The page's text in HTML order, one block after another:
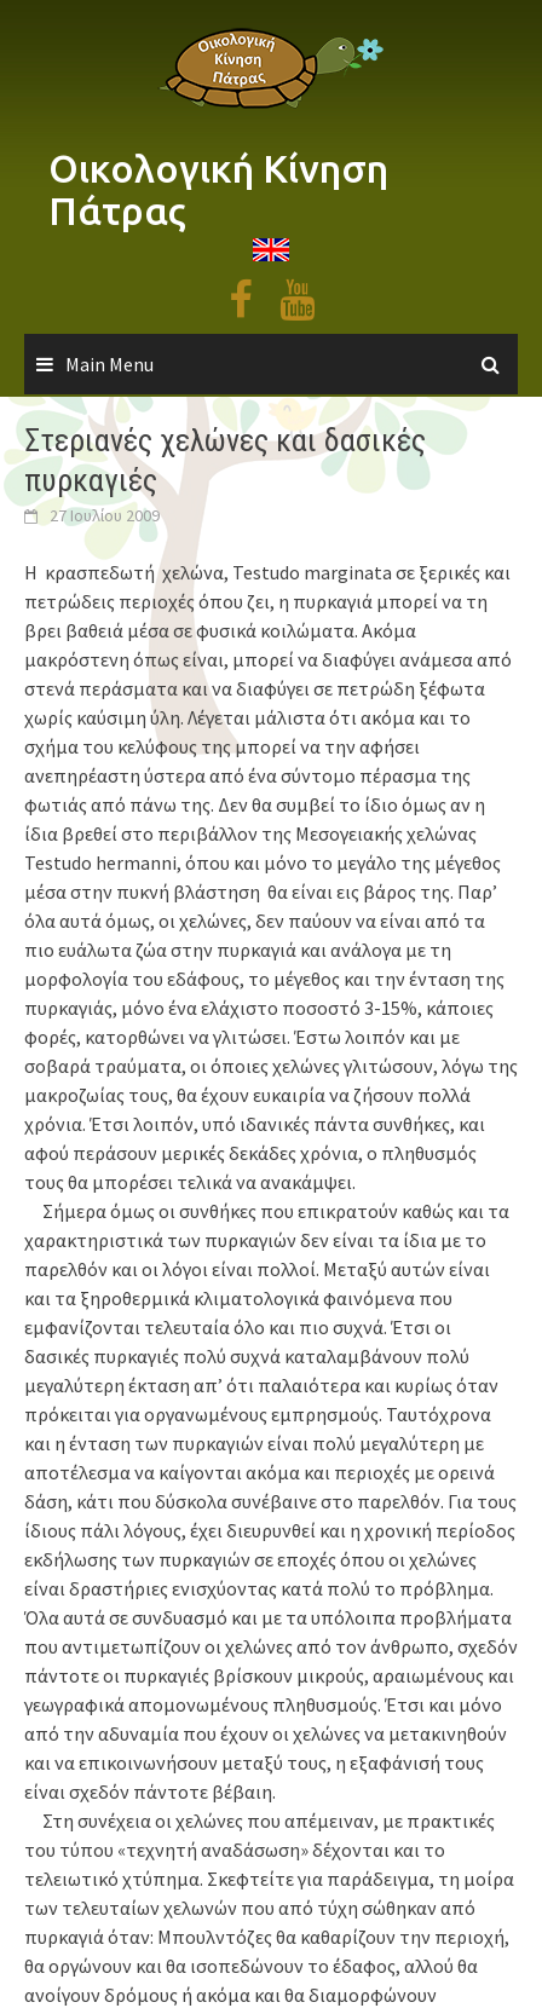
Οικολογική Κίνηση
Πάτρας
Main Menu
Στεριανές χελώνες και δασικές
πυρκαγιές
27 Ιουλίου 2009
Η κρασπεδωτή χελώνα, Testudo marginata σε ξερικές και
πετρώδεις περιοχές όπου ζει, η πυρκαγιά μπορεί να τη
βρει βαθειά μέσα σε φυσικά κοιλώματα. Ακόμα
μακρόστενη όπως είναι, μπορεί να διαφύγει ανάμεσα από
στενά περάσματα και να διαφύγει σε πετρώδη ξέφωτα
χωρίς καύσιμη ύλη. Λέγεται μάλιστα ότι ακόμα και το
σχήμα του κελύφους της μπορεί να την αφήσει
ανεπηρέαστη ύστερα από ένα σύντομο πέρασμα της
φωτιάς από πάνω της. Δεν θα συμβεί το ίδιο όμως αν η
ίδια βρεθεί στο περιβάλλον της Μεσογειακής χελώνας
Testudo hermanni, όπου και μόνο το μεγάλο της μέγεθος
μέσα στην πυκνή βλάστηση θα είναι εις βάρος της. Παρ’
όλα αυτά όμως, οι χελώνες, δεν παύουν να είναι από τα
πιο ευάλωτα ζώα στην πυρκαγιά και ανάλογα με τη
μορφολογία του εδάφους, το μέγεθος και την ένταση της
πυρκαγιάς, μόνο ένα ελάχιστο ποσοστό 3-15%, κάποιες
φορές, κατορθώνει να γλιτώσει. Έστω λοιπόν και με
σοβαρά τραύματα, οι όποιες χελώνες γλιτώσουν, λόγω της
μακροζωίας τους, θα έχουν ευκαιρία να ζήσουν πολλά
χρόνια. Έτσι λοιπόν, υπό ιδανικές πάντα συνθήκες, και
αφού περάσουν μερικές δεκάδες χρόνια, ο πληθυσμός
τους θα μπορέσει τελικά να ανακάμψει.
Σήμερα όμως οι συνθήκες που επικρατούν καθώς και τα
χαρακτηριστικά των πυρκαγιών δεν είναι τα ίδια με το
παρελθόν και οι λόγοι είναι πολλοί. Μεταξύ αυτών είναι
και τα ξηροθερμικά κλιματολογικά φαινόμενα που
εμφανίζονται τελευταία όλο και πιο συχνά. Έτσι οι
δασικές πυρκαγιές πολύ συχνά καταλαμβάνουν πολύ
μεγαλύτερη έκταση απ’ ότι παλαιότερα και κυρίως όταν
πρόκειται για οργανωμένους εμπρησμούς. Ταυτόχρονα
και η ένταση των πυρκαγιών είναι πολύ μεγαλύτερη με
αποτέλεσμα να καίγονται ακόμα και περιοχές με ορεινά
δάση, κάτι που δύσκολα συνέβαινε στο παρελθόν. Για τους
ίδιους πάλι λόγους, έχει διευρυνθεί και η χρονική περίοδος
εκδήλωσης των πυρκαγιών σε εποχές όπου οι χελώνες
είναι δραστήριες ενισχύοντας κατά πολύ το πρόβλημα.
Όλα αυτά σε συνδυασμό και με τα υπόλοιπα προβλήματα
που αντιμετωπίζουν οι χελώνες από τον άνθρωπο, σχεδόν
πάντοτε οι πυρκαγιές βρίσκουν μικρούς, αραιωμένους και
γεωγραφικά απομονωμένους πληθυσμούς. Έτσι και μόνο
από την αδυναμία που έχουν οι χελώνες να μετακινηθούν
και να επικοινωνήσουν μεταξύ τους, η εξαφάνισή τους
είναι σχεδόν πάντοτε βέβαιη.
Στη συνέχεια οι χελώνες που απέμειναν, με πρακτικές
του τύπου «τεχνητή αναδάσωση» δέχονται και το
τελειωτικό χτύπημα. Σκεφτείτε για παράδειγμα, τη μοίρα
των τελευταίων χελωνών που από τύχη σώθηκαν από
πυρκαγιά όταν: Μπουλντόζες θα καθαρίζουν την περιοχή,
θα οργώνουν και θα ισοπεδώνουν το έδαφος, αλλού θα
ανοίγουν δρόμους ή ακόμα και θα διαμορφώνουν